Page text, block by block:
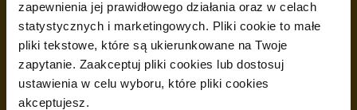
zapewnienia jej prawidłowego działania oraz w celach
statystycznych i marketingowych. Pliki cookie to małe
pliki tekstowe, które są ukierunkowane na Twoje
zapytanie. Zaakceptuj pliki cookies lub dostosuj
ustawienia w celu wyboru, które pliki cookies
akceptujesz.